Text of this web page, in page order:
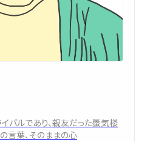
バルであり、親友だった蜃気楼
言葉、そのままの心